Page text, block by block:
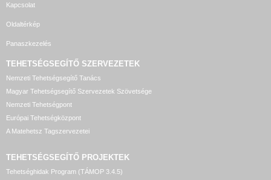
Kapcsolat
Oldaltérkép
Panaszkezelés
TEHETSÉGSEGÍTŐ SZERVEZETEK
Nemzeti Tehetségsegítő Tanács
Magyar Tehetségsegítő Szervezetek Szövetsége
Nemzeti Tehetségpont
Európai Tehetségközpont
A Matehetsz Tagszervezetei
TEHETSÉGSEGÍTŐ PROJEKTEK
Tehetséghidak Program (TÁMOP 3.4.5)